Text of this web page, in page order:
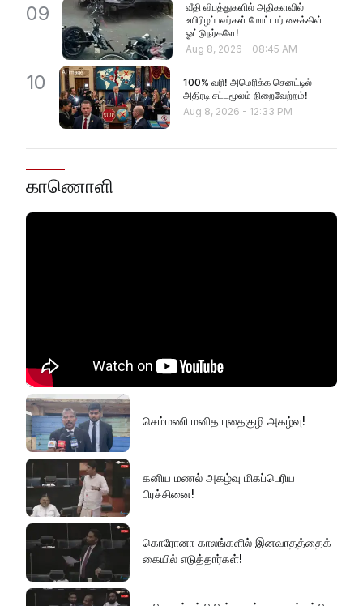
09
வீதி விபத்துகளில் அதிகளவில்
உயிரிழப்பவர்கள் மோட்டார் சைக்கிள்
ஓட்டுநர்களே!
Aug 8, 2026 - 08:45 AM
10
100% வரி! அமெரிக்க செனட்டில்
அதிரடி சட்டமூலம் நிறைவேற்றம்!
Aug 8, 2026 - 12:33 PM
காணொளி
செம்மணி மனித புதைகுழி அகழ்வு!
கனிய மணல் அகழ்வு மிகப்பெரிய
பிரச்சினை!
கொரோனா காலங்களில் இனவாதத்தைக்
கையில் எடுத்தார்கள்!